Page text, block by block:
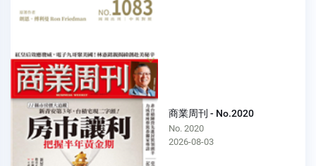
商業周刊 - No.2020
No. 2020
2026-08-03